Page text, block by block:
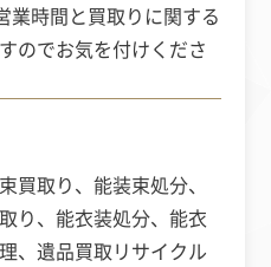
時間と買取りに関する
のでお気を付けくださ
買取り、能装束処分、
り、能衣装処分、能衣
、遺品買取リサイクル